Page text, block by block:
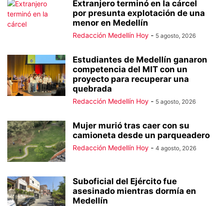
Extranjero terminó en la cárcel
por presunta explotación de una
menor en Medellín
Redacción Medellín Hoy - 5 agosto, 2026
Estudiantes de Medellín ganaron
competencia del MIT con un
proyecto para recuperar una
quebrada
Redacción Medellín Hoy - 5 agosto, 2026
Mujer murió tras caer con su
camioneta desde un parqueadero
Redacción Medellín Hoy - 4 agosto, 2026
Suboficial del Ejército fue
asesinado mientras dormía en
Medellín